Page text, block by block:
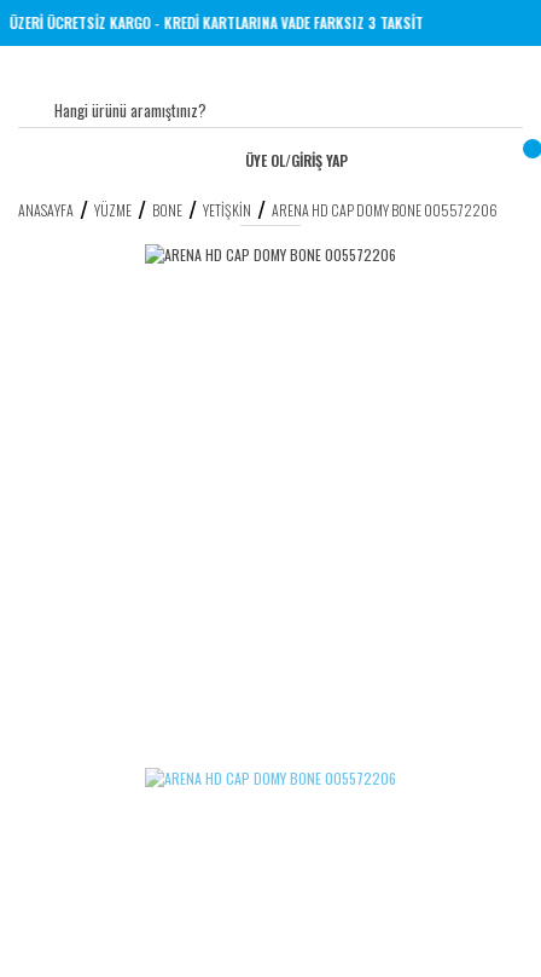
VE ÜZERİ ÜCRETSİZ KARGO - KREDİ KARTLARINA VADE FARKSIZ 3 TAKSİT
ÜYE OL/GİRİŞ YAP
ANASAYFA YÜZME BONE YETIŞKIN ARENA HD CAP DOMY BONE 005572206